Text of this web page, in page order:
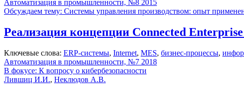
Автоматизация в промышленности, №8 2015
Обсуждаем тему: Системы управления производством: опыт
Реализация концепции Connected
Ключевые слова: ERP-системы, Internet, MES, бизнес-процессы,
Автоматизация в промышленности, №7 2018
В фокусе: К вопросу о кибербезопасности
Лившиц И.И., Неклюдов А.В.